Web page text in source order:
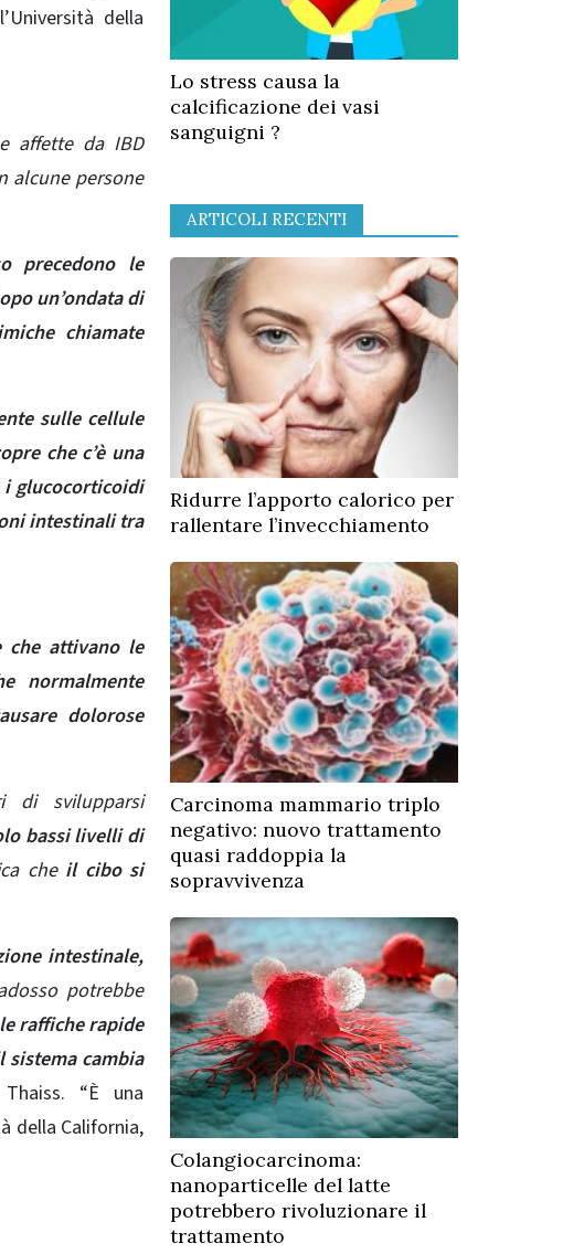
della
affette da IBD
​​alcune persone
precedono le
un’ondata di
chiamate
sulle cellule
che c’è una
i glucocorticoidi
intestinali tra
che attivano le
normalmente
dolorose
di svilupparsi
bassi livelli di
che il cibo si
intestinale,
potrebbe
raffiche rapide
sistema cambia
“È una
della California,
Lo stress causa la
calcificazione dei vasi
sanguigni ?
ARTICOLI RECENTI
Ridurre l’apporto calorico per
rallentare l’invecchiamento
Carcinoma mammario triplo
negativo: nuovo trattamento
quasi raddoppia la
sopravvivenza
Colangiocarcinoma:
nanoparticelle del latte
potrebbero rivoluzionare il
trattamento